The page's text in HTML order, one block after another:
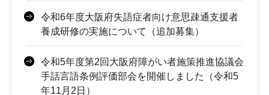
令和6年度大阪府失語症者向け意思疎通支援者
養成研修の実施について（追加募集）
令和5年度第2回大阪府障がい者施策推進協議会
手話言語条例評価部会を開催しました（令和5
年11月2日）